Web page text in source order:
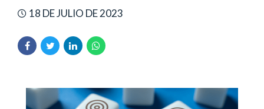
18 DE JULIO DE 2023